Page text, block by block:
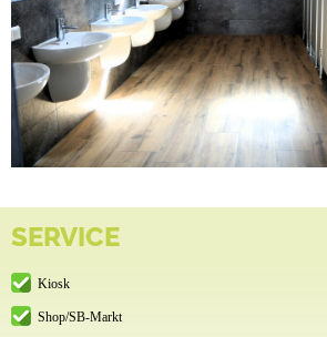
SERVICE
Kiosk
Shop/SB-Markt